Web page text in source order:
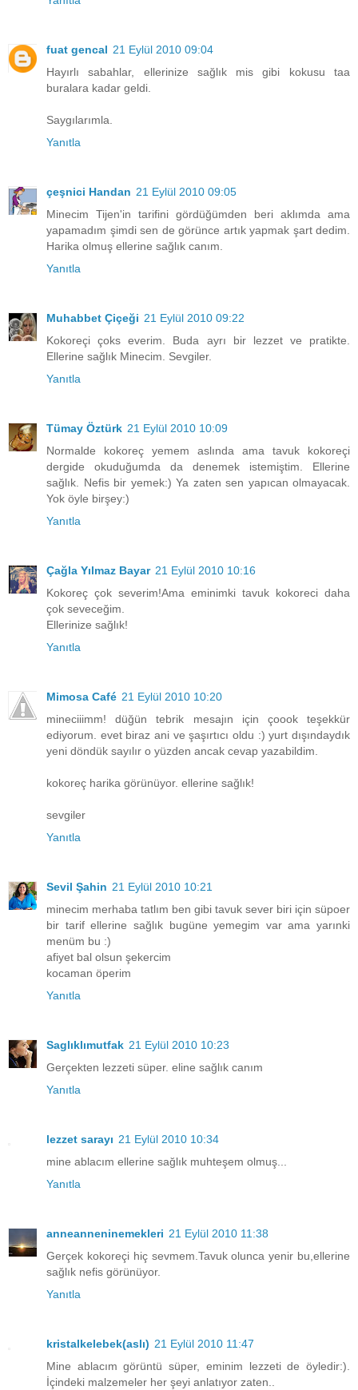
fuat gencal 21 Eylül 2010 09:04
Hayırlı sabahlar, ellerinize sağlık mis gibi kokusu taa
buralara kadar geldi.
Saygılarımla.
Yanıtla
çeşnici Handan 21 Eylül 2010 09:05
Minecim Tijen'in tarifini gördüğümden beri aklımda ama
yapamadım şimdi sen de görünce artık yapmak şart dedim.
Harika olmuş ellerine sağlık canım.
Yanıtla
Muhabbet Çiçeği 21 Eylül 2010 09:22
Kokoreçi çoks everim. Buda ayrı bir lezzet ve pratikte.
Ellerine sağlık Minecim. Sevgiler.
Yanıtla
Tümay Öztürk 21 Eylül 2010 10:09
Normalde kokoreç yemem aslında ama tavuk kokoreçi
dergide okuduğumda da denemek istemiştim. Ellerine
sağlık. Nefis bir yemek:) Ya zaten sen yapıcan olmayacak.
Yok öyle birşey:)
Yanıtla
Çağla Yılmaz Bayar 21 Eylül 2010 10:16
Kokoreç çok severim!Ama eminimki tavuk kokoreci daha
çok seveceğim.
Ellerinize sağlık!
Yanıtla
Mimosa Café 21 Eylül 2010 10:20
mineciiimm! düğün tebrik mesajın için çoook teşekkür
ediyorum. evet biraz ani ve şaşırtıcı oldu :) yurt dışındaydık
yeni döndük sayılır o yüzden ancak cevap yazabildim.
kokoreç harika görünüyor. ellerine sağlık!
sevgiler
Yanıtla
Sevil Şahin 21 Eylül 2010 10:21
minecim merhaba tatlım ben gibi tavuk sever biri için süpoer
bir tarif ellerine sağlık bugüne yemegim var ama yarınki
menüm bu :)
afiyet bal olsun şekercim
kocaman öperim
Yanıtla
Saglıklımutfak 21 Eylül 2010 10:23
Gerçekten lezzeti süper. eline sağlık canım
Yanıtla
lezzet sarayı 21 Eylül 2010 10:34
mine ablacım ellerine sağlık muhteşem olmuş...
Yanıtla
anneanneninemekleri 21 Eylül 2010 11:38
Gerçek kokoreçi hiç sevmem.Tavuk olunca yenir bu,ellerine
sağlık nefis görünüyor.
Yanıtla
kristalkelebek(aslı) 21 Eylül 2010 11:47
Mine ablacım görüntü süper, eminim lezzeti de öyledir:).
İçindeki malzemeler her şeyi anlatıyor zaten..